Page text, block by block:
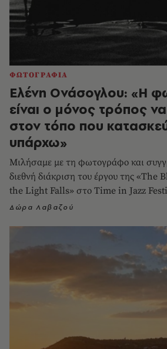
ΦΩΤΟΓΡΑΦΙΑ
Ελένη Ονάσογλου: «Η
είναι ο μόνος τρόπος
στον τόπο που
υπάρχω»
Μιλήσαμε με τη φωτογράφο και
διεθνή διάκριση του έργου της «The
the Light Falls» στο Time in Jazz
Δώρα Λαβαζού